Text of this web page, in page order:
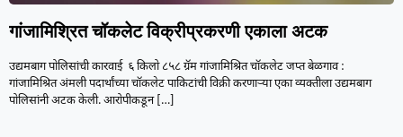
गांजामिश्रित चॉकलेट विक्रीप्रकरणी एकाला अटक
उद्यमबाग पोलिसांची कारवाई ६ किलो ८५८ ग्रॅम गांजामिश्रित चॉकलेट जप्त बेळगाव :
गांजामिश्रित अंमली पदार्थांच्या चॉकलेट पाकिटांची विक्री करणाऱ्या एका व्यक्तीला उद्यमबाग
पोलिसांनी अटक केली. आरोपीकडून[…]